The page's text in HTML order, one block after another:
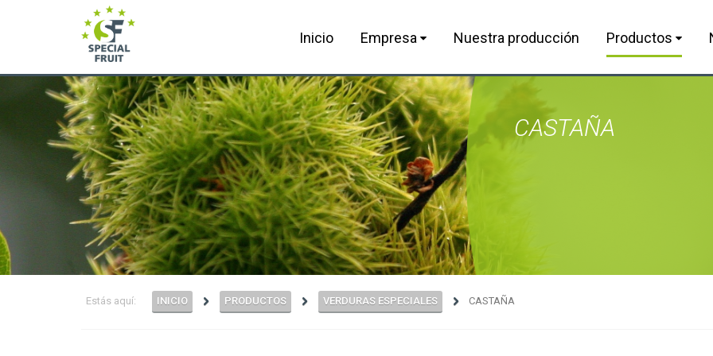
Inicio Empresa Nuestra producción Productos
CASTAÑA
Estás aquí: INICIO PRODUCTOS VERDURAS ESPECIALES CASTAÑA